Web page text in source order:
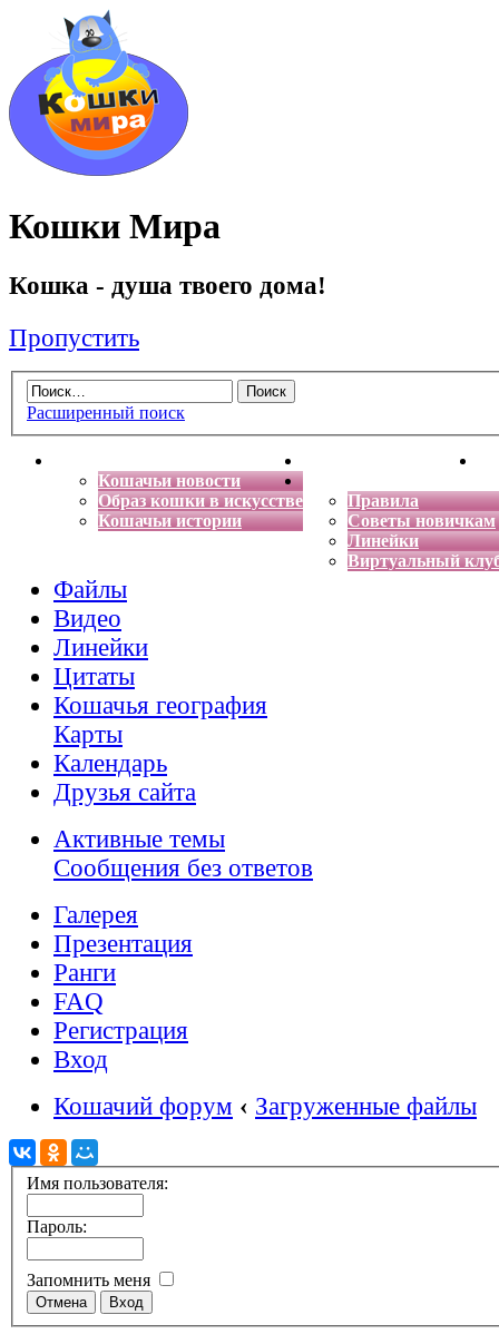
Кошки Мира
Кошка - душа твоего дома!
Пропустить
Расширенный поиск
Кошачьи новости
Образ кошки в искусстве
Кошачьи истории
Энциклопедия кошек
Правила
Советы новичкам
Линейки
Виртуальный
Файлы
Видео
Линейки
Цитаты
Кошачья география
Карты
Календарь
Друзья сайта
Активные темы
Сообщения без ответов
Галерея
Презентация
Ранги
FAQ
Регистрация
Вход
Кошачий форум ‹ Загруженные файлы
Имя пользователя:
Пароль:
Запомнить меня